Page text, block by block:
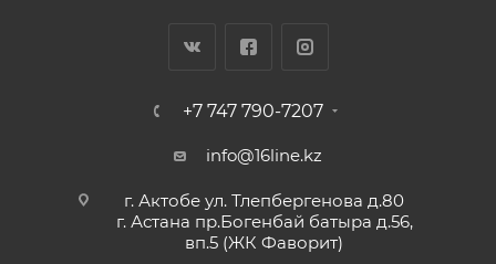
+7 747 790-7207
info@16line.kz
г. Актобе ул. Тлепбергенова д.80
г. Астана пр.Богенбай батыра д.56,
вп.5 (ЖК Фаворит)